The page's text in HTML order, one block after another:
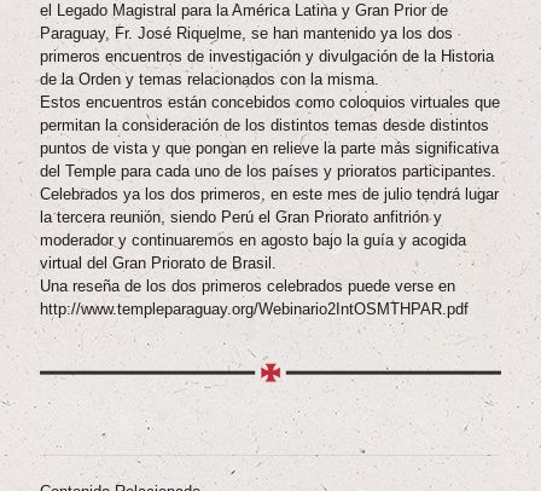
el Legado Magistral para la América Latina y Gran Prior de
Paraguay, Fr. José Riquelme, se han mantenido ya los dos
primeros encuentros de investigación y divulgación de la Historia
de la Orden y temas relacionados con la misma.
Estos encuentros están concebidos como coloquios virtuales que
permitan la consideración de los distintos temas desde distintos
puntos de vista y que pongan en relieve la parte más significativa
del Temple para cada uno de los países y prioratos participantes.
Celebrados ya los dos primeros, en este mes de julio tendrá lugar
la tercera reunión, siendo Perú el Gran Priorato anfitrión y
moderador y continuaremos en agosto bajo la guía y acogida
virtual del Gran Priorato de Brasil.
Una reseña de los dos primeros celebrados puede verse en
http://www.templeparaguay.org/Webinario2IntOSMTHPAR.pdf